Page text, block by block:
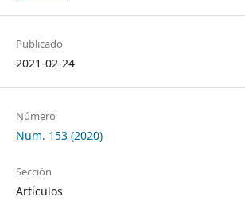
Publicado
2021-02-24
Número
Num. 153 (2020)
Sección
Artículos